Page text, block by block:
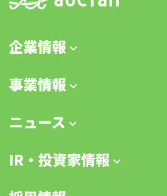
企業情報
事業情報
ニュース
IR・投資家情報